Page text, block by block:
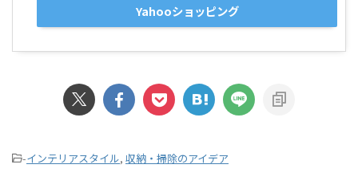
Yahooショッピング
-インテリアスタイル, 収納・掃除のアイデア